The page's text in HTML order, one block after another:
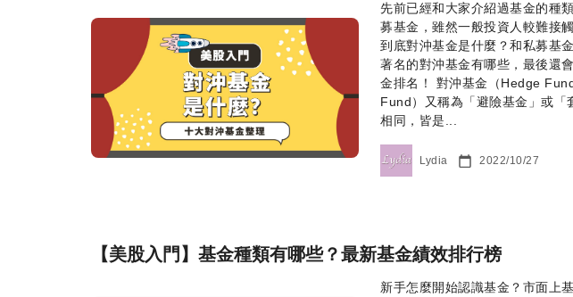
先前已經和大家介紹過基金的種
募基金，雖然一般投資人較難接
到底對沖基金是什麼？和私募基
著名的對沖基金有哪些，最後還
金排名！ 對沖基金（Hedge
Fund）又稱為「避險基金」或「
相同，皆是...
Lydia 2022/10/27
【美股入門】基金種類有哪些？最新基金績效排行榜
新手怎麼開始認識基金？市面上